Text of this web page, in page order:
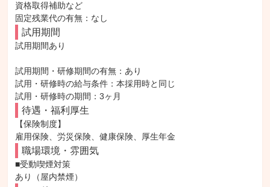
資格取得補助など
固定残業代の有無：なし
試用期間
試用期間あり
試用期間・研修期間の有無：あり
試用・研修時の給与条件：本採用時と同じ
試用・研修時の期間：3ヶ月
待遇・福利厚生
【保険制度】
雇用保険、労災保険、健康保険、厚生年金
職場環境・雰囲気
■受動喫煙対策
あり（屋内禁煙）